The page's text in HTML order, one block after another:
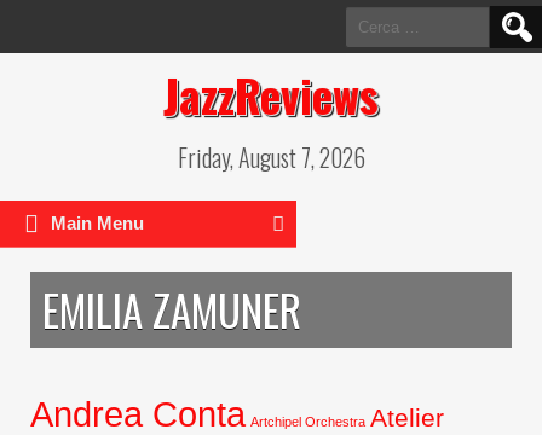
Ricerca
per:
JazzReviews
Friday, August 7, 2026
Main Menu
EMILIA ZAMUNER
Andrea Conta Artchipel Orchestra Atelier